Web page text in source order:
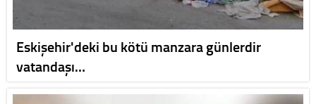
Eskişehir'deki bu kötü manzara günlerdir
vatandaşı…